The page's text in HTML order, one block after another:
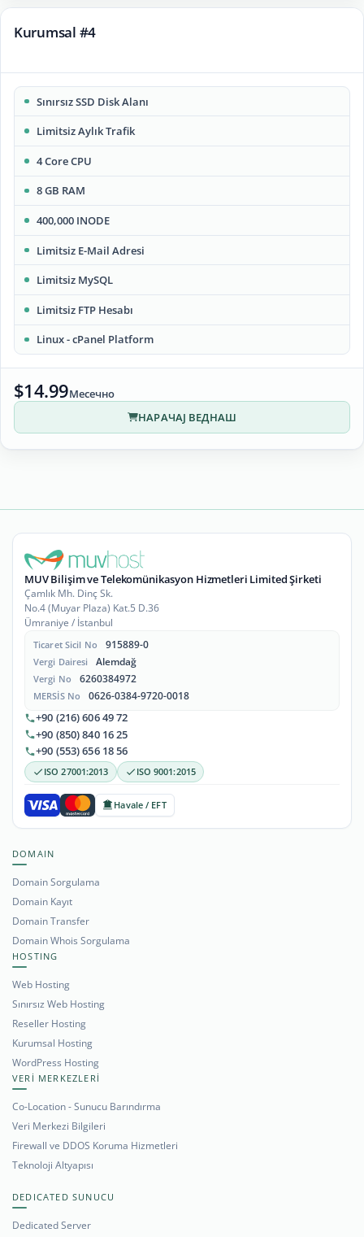
Kurumsal #4
Sınırsız SSD Disk Alanı
Limitsiz Aylık Trafik
4 Core CPU
8 GB RAM
400,000 INODE
Limitsiz E-Mail Adresi
Limitsiz MySQL
Limitsiz FTP Hesabı
Linux - cPanel Platform
$14.99Месечно
НАРАЧАЈ ВЕДНАШ
MUV Bilişim ve Telekomünikasyon Hizmetleri Limited Şirketi
Çamlık Mh. Dinç Sk.
No.4 (Muyar Plaza) Kat.5 D.36
Ümraniye / İstanbul
Ticaret Sicil No 915889-0
Vergi Dairesi Alemdağ
Vergi No 6260384972
MERSİS No 0626-0384-9720-0018
+90 (216) 606 49 72
+90 (850) 840 16 25
+90 (553) 656 18 56
ISO 27001:2013 ISO 9001:2015
Havale / EFT
DOMAIN
Domain Sorgulama
Domain Kayıt
Domain Transfer
Domain Whois Sorgulama
HOSTING
Web Hosting
Sınırsız Web Hosting
Reseller Hosting
Kurumsal Hosting
WordPress Hosting
VERİ MERKEZLERİ
Co-Location - Sunucu Barındırma
Veri Merkezi Bilgileri
Firewall ve DDOS Koruma Hizmetleri
Teknoloji Altyapısı
DEDICATED SUNUCU
Dedicated Server